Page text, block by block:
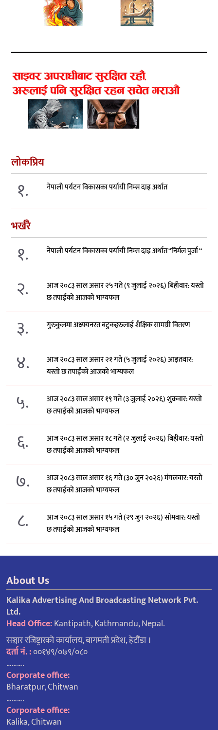
लोकप्रिय
१. नेपाली पर्यटन विकासका पर्यायी निम्स दाइ अर्थात
भर्खरै
१. नेपाली पर्यटन विकासका पर्यायी निम्स दाइ अर्थात “निर्मल पुर्जा “
२.
आज २०८३ साल असार २५ गते (९ जुलाई २०२६) बिहीवार: यस्तो
छ तपाईंको आजको भाग्यफल
३. गुरुकुलमा अध्ययनरत बटुकहरुलाई शैक्षिक सामग्री वितरण
४.
आज २०८३ साल असार २१ गते (५ जुलाई २०२६) आइतवार:
यस्तो छ तपाईंको आजको भाग्यफल
५.
आज २०८३ साल असार १९ गते (३ जुलाई २०२६) शुक्रवार: यस्तो
छ तपाईंको आजको भाग्यफल
६.
आज २०८३ साल असार १८ गते (२ जुलाई २०२६) बिहीवार: यस्तो
छ तपाईंको आजको भाग्यफल
७.
आज २०८३ साल असार १६ गते (३० जुन २०२६) मंगलवार: यस्तो
छ तपाईंको आजको भाग्यफल
८.
आज २०८३ साल असार १५ गते (२९ जुन २०२६) साेमवार: यस्तो
छ तपाईंको आजको भाग्यफल
About Us
Kalika Advertising And Broadcasting Network Pvt.
Ltd.
Head Office:Kantipath, Kathmandu, Nepal.
सञ्चार रजिष्ट्रारको कार्यालय, बागमती प्रदेश, हेटौंडा ।
दर्ता नं. :००१४९/०७९/०८०
……….
Corporate office:
Bharatpur, Chitwan
……….
Corporate office:
Kalika, Chitwan